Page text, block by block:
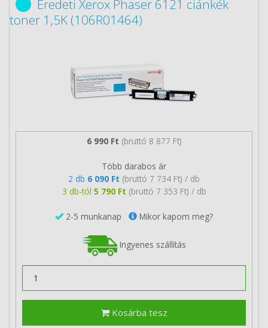
Eredeti Xerox Phaser 6121 ciánkék
toner 1,5K (106R01464)
6 990 Ft (bruttó 8 877 Ft)
Több darabos ár
2 db 6 090 Ft (bruttó 7 734 Ft) / db
3 db-tól 5 790 Ft (bruttó 7 353 Ft) / db
2-5 munkanap Mikor kapom meg?
Ingyenes szállítás
Kosárba tesz